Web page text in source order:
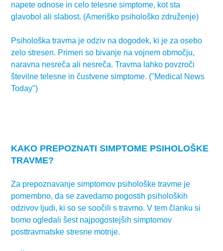
napete odnose in celo telesne simptome, kot sta
glavobol ali slabost. (Ameriško psihološko združenje)
Psihološka travma je odziv na dogodek, ki je za osebo
zelo stresen. Primeri so bivanje na vojnem območju,
naravna nesreča ali nesreča. Travma lahko povzroči
številne telesne in čustvene simptome. ("Medical News
Today")
KAKO PREPOZNATI SIMPTOME PSIHOLOŠKE
TRAVME?
Za prepoznavanje simptomov psihološke travme je
pomembno, da se zavedamo pogostih psiholoških
odzivov ljudi, ki so se soočili s travmo. V tem članku si
bomo ogledali šest najpogostejših simptomov
posttravmatske stresne motnje.